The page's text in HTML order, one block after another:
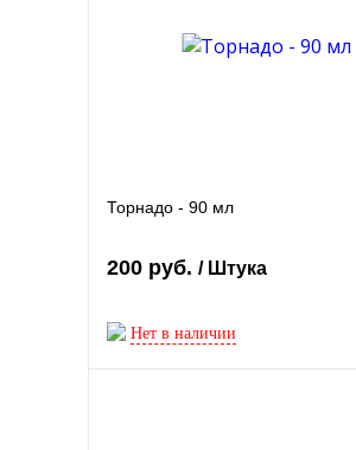
Торнадо - 90 мл
200 руб. / Штука
Нет в наличии